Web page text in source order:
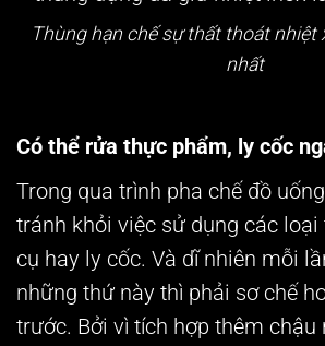
Thùng hạn chế sự thất thoát nhiệt
nhất
Có thể rửa thực phẩm, ly cốc
Trong qua trình pha chế đồ
tránh khỏi việc sử dụng các loại
cụ hay ly cốc. Và dĩ nhiên mỗi
những thứ này thì phải sơ chế
trước. Bởi vì tích hợp thêm chậu